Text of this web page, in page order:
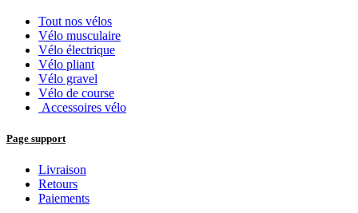
Tout nos vélos
Vélo musculaire
Vélo électrique
Vélo pliant
Vélo gravel
Vélo de course
Accessoires vélo
Page support
Livraison
Retours
Paiements